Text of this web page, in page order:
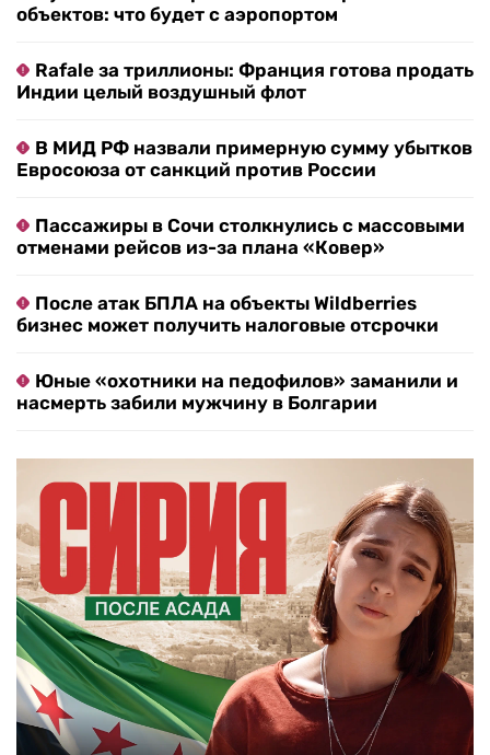
объектов: что будет с аэропортом
Rafale за триллионы: Франция готова продать
Индии целый воздушный флот
В МИД РФ назвали примерную сумму убытков
Евросоюза от санкций против России
Пассажиры в Сочи столкнулись с массовыми
отменами рейсов из-за плана «Ковер»
После атак БПЛА на объекты Wildberries
бизнес может получить налоговые отсрочки
Юные «охотники на педофилов» заманили и
насмерть забили мужчину в Болгарии